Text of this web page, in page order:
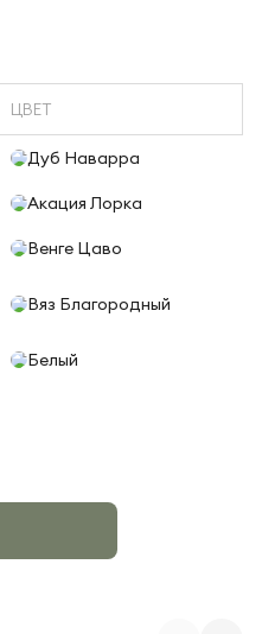
ЦВЕТ
Дуб Наварра
Акация Лорка
Венге Цаво
Вяз Благородный
Белый